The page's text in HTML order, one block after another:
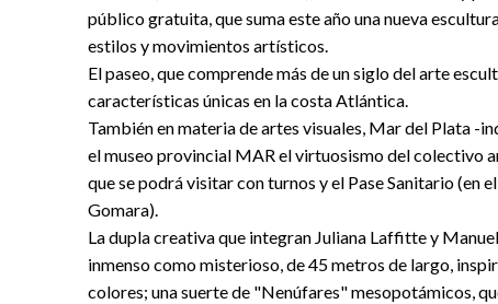
público gratuita, que suma este año una nueva
estilos y movimientos artísticos.
El paseo, que comprende más de un siglo del arte
características únicas en la costa Atlántica.
También en materia de artes visuales, Mar del Plata -
el museo provincial MAR el virtuosismo del colectivo
que se podrá visitar con turnos y el Pase Sanitario (en
Gomara).
La dupla creativa que integran Juliana Laffitte y
inmenso como misterioso, de 45 metros de largo,
colores; una suerte de "Nenúfares" mesopotámicos,